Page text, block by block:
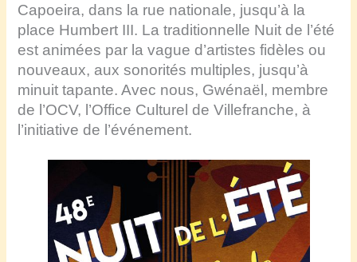
Capoeira, dans la rue nationale, jusqu’à la
place Humbert III. La traditionnelle Nuit de l’été
est animées par la vague d’artistes fidèles ou
nouveaux, aux sonorités multiples, jusqu’à
minuit tapante. Avec nous, Gwénaël, membre
de l’OCV, l’Office Culturel de Villefranche, à
l’initiative de l’événement.